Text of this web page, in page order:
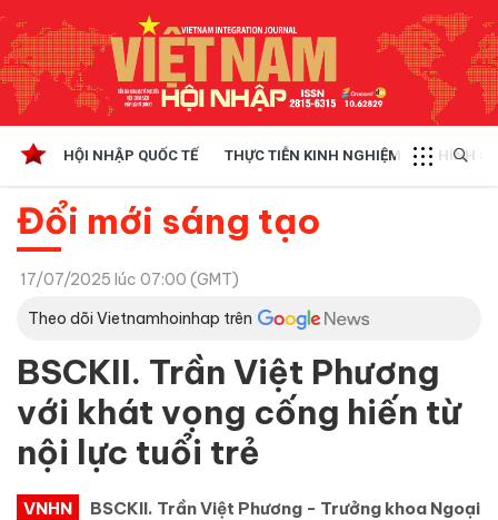
HỘI NHẬP QUỐC TẾ THỰC TIỄN KINH NGHIỆM CHÍNH
Đổi mới sáng tạo
17/07/2025 lúc 07:00 (GMT)
Theo dõi Vietnamhoinhap trên
BSCKII. Trần Việt Phương
với khát vọng cống hiến từ
nội lực tuổi trẻ
VNHN
BSCKII. Trần Việt Phương - Trưởng khoa Ngoại